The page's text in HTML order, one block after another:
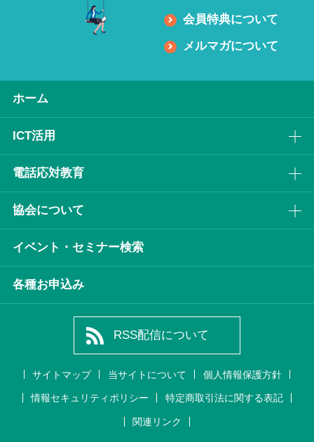
会員特典について
メルマガについて
ホーム
ICT活⽤
電話応対教育
協会について
イベント・セミナー検索
各種お申込み
RSS配信について
サイトマップ 当サイトについて 個人情報保護方針
情報セキュリティポリシー 特定商取引法に関する表記
関連リンク